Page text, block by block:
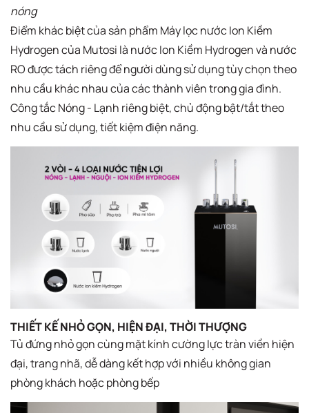
nóng
Điểm khác biệt của sản phẩm Máy lọc nước Ion Kiềm
Hydrogen của Mutosi là nước Ion Kiềm Hydrogen và nước
RO được tách riêng để người dùng sử dụng tùy chọn theo
nhu cầu khác nhau của các thành viên trong gia đình.
Công tắc Nóng - Lạnh riêng biệt, chủ động bật/tắt theo
nhu cầu sử dụng, tiết kiệm điện năng.
THIẾT KẾ NHỎ GỌN, HIỆN ĐẠI, THỜI THƯỢNG
Tủ đứng nhỏ gọn cùng mặt kính cường lực tràn viền hiện
đại, trang nhã, dễ dàng kết hợp với nhiều không gian
phòng khách hoặc phòng bếp